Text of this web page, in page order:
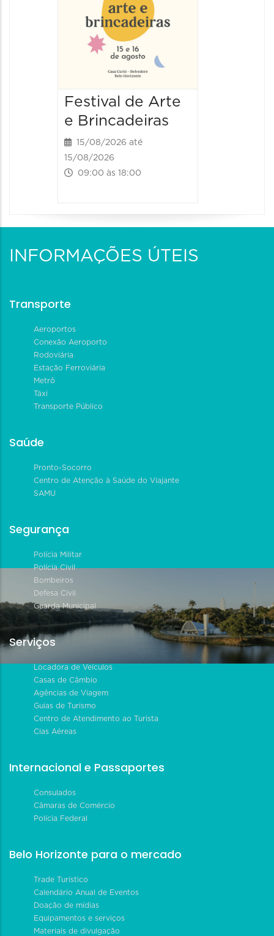
Festival de Arte
e Brincadeiras
15/08/2026 até
15/08/2026
09:00 às 18:00
INFORMAÇÕES ÚTEIS
Transporte
Aeroportos
Conexão Aeroporto
Rodoviária
Estação Ferroviária
Metrô
Táxi
Transporte Público
Saúde
Pronto-Socorro
Centro de Atenção à Saúde do Viajante
SAMU
Segurança
Polícia Militar
Polícia Civil
Bombeiros
Defesa Civil
Guarda Municipal
Serviços
Locadora de Veículos
Casas de Câmbio
Agências de Viagem
Guias de Turismo
Centro de Atendimento ao Turista
Cias Aéreas
Internacional e Passaportes
Consulados
Câmaras de Comércio
Polícia Federal
Belo Horizonte para o mercado
Trade Turístico
Calendário Anual de Eventos
Doação de mídias
Equipamentos e serviços
Materiais de divulgação